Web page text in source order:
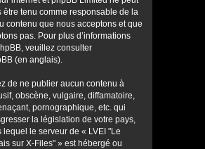
être tenu comme responsable de la
contenu que nous acceptons et que
pas. Pour plus d’informations
veuillez consulter
(en anglais).
de ne publier aucun contenu à
obscène, vulgaire, diffamatoire,
pornographique, etc. qui
la législation de votre pays,
lequel le serveur de « LVEI "Le
sur X-Files" » est hébergé ou